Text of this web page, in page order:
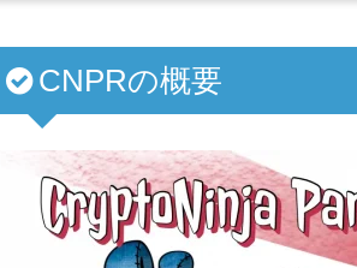
CNPRの概要